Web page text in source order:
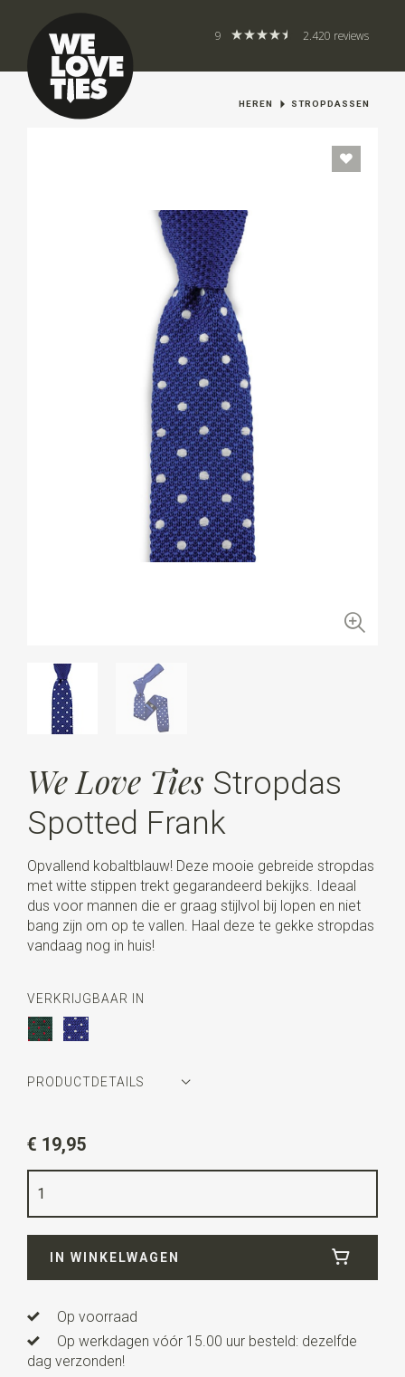
9 2.420 reviews
HEREN STROPDASSEN
We Love Ties Stropdas
Spotted Frank
Opvallend kobaltblauw! Deze mooie gebreide stropdas
met witte stippen trekt gegarandeerd bekijks. Ideaal
dus voor mannen die er graag stijlvol bij lopen en niet
bang zijn om op te vallen. Haal deze te gekke stropdas
vandaag nog in huis!
VERKRIJGBAAR IN
PRODUCTDETAILS
kobaltblauw / wit
Kwaliteit
Lengteca. 147 cm
€ 19,95
IN WINKELWAGEN
Op voorraad
Op werkdagen vóór 15.00 uur besteld: dezelfde
dag verzonden!